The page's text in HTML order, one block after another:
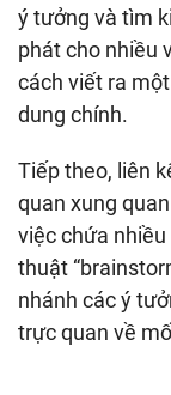
ý tưởng và tìm
phát cho nhiều
cách viết ra
dung chính.
Tiếp theo, liên
quan xung
việc chứa
thuật
nhánh các ý
trực quan về